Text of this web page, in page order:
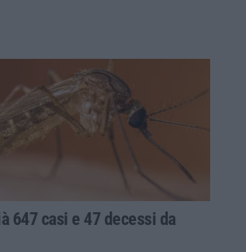
647 casi e 47 decessi da